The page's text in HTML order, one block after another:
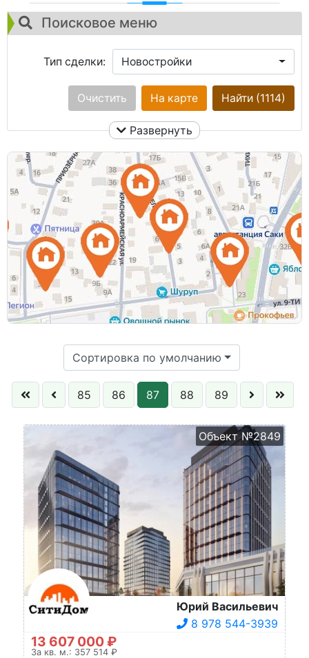
Поисковое меню
Тип сделки: Новостройки
Город: Ничего не выбрано
Площадь общая:
Улица: Ничего не выбрано
Кол. комнат:
Цена:
Этаж:
Найти (1114)
На карте
Очистить
Развернуть
Сортировка по умолчанию
85 86 87 88 89
Объект №2849
Юрий Васильевич
8 978 544-3939
13 607 000 ₽
За кв. м.: 357 514 ₽